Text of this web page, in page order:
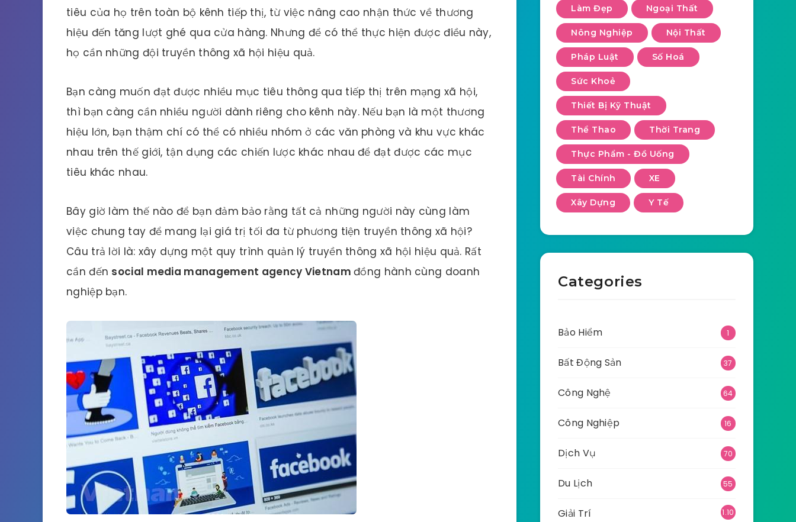
tiêu của họ trên toàn bộ kênh tiếp thị, từ việc nâng cao nhận thức về thương
hiệu đến tăng lượt ghé qua cửa hàng. Nhưng để có thể thực hiện được điều này,
họ cần những đội truyền thông xã hội hiệu quả.
Bạn càng muốn đạt được nhiều mục tiêu thông qua tiếp thị trên mạng xã hội,
thì bạn càng cần nhiều người dành riêng cho kênh này. Nếu bạn là một thương
hiệu lớn, bạn thậm chí có thể có nhiều nhóm ở các văn phòng và khu vực khác
nhau trên thế giới, tận dụng các chiến lược khác nhau để đạt được các mục
tiêu khác nhau.
Bây giờ làm thế nào để bạn đảm bảo rằng tất cả những người này cùng làm
việc chung tay để mang lại giá trị tối đa từ phương tiện truyền thông xã hội?
Câu trả lời là: xây dựng một quy trình quản lý truyền thông xã hội hiệu quả. Rất
cần đến social media management agency Vietnamđồng hành cùng doanh
nghiệp bạn.
Làm Đẹp Ngoại Thất
Nông Nghiệp Nội Thất
Pháp Luật Số Hoá
Sức Khoẻ
Thiết Bị Kỹ Thuật
Thể Thao Thời Trang
Thực Phẩm - Đồ Uống
Tài Chính XE
Xây Dựng Y Tế
Categories
Bảo Hiểm 1
Bất Động Sản 37
Công Nghệ 64
Công Nghiệp 16
Dịch Vụ 70
Du Lịch 55
Giải Trí
1.10